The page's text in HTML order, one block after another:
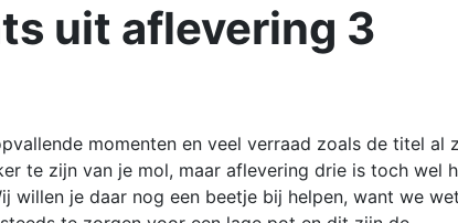
uit aflevering 3
momenten en veel verraad zoals de titel al
te zijn van je mol, maar aflevering drie is toch wel
willen je daar nog een beetje bij helpen, want we